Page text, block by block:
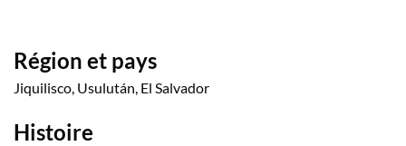
Région et pays
Jiquilisco, Usulután, El Salvador
Histoire